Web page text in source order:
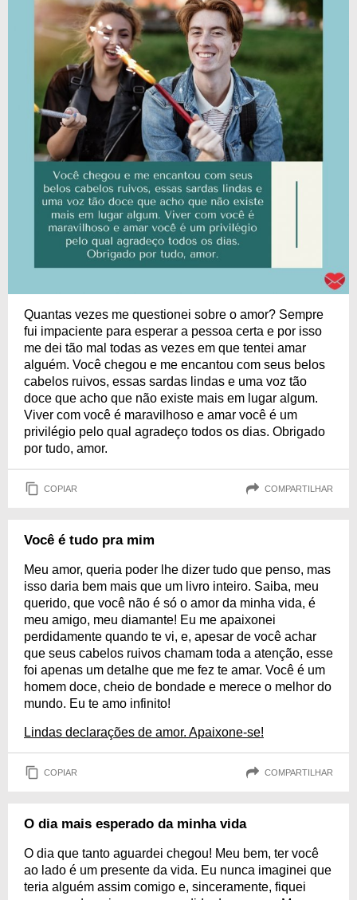
Quantas vezes me questionei sobre o amor? Sempre
fui impaciente para esperar a pessoa certa e por isso
me dei tão mal todas as vezes em que tentei amar
alguém. Você chegou e me encantou com seus belos
cabelos ruivos, essas sardas lindas e uma voz tão
doce que acho que não existe mais em lugar algum.
Viver com você é maravilhoso e amar você é um
privilégio pelo qual agradeço todos os dias. Obrigado
por tudo, amor.
COPIAR COMPARTILHAR
Você é tudo pra mim
Meu amor, queria poder lhe dizer tudo que penso, mas
isso daria bem mais que um livro inteiro. Saiba, meu
querido, que você não é só o amor da minha vida, é
meu amigo, meu diamante! Eu me apaixonei
perdidamente quando te vi, e, apesar de você achar
que seus cabelos ruivos chamam toda a atenção, esse
foi apenas um detalhe que me fez te amar. Você é um
homem doce, cheio de bondade e merece o melhor do
mundo. Eu te amo infinito!
Lindas declarações de amor. Apaixone-se!
COPIAR COMPARTILHAR
O dia mais esperado da minha vida
O dia que tanto aguardei chegou! Meu bem, ter você
ao lado é um presente da vida. Eu nunca imaginei que
teria alguém assim comigo e, sinceramente, fiquei